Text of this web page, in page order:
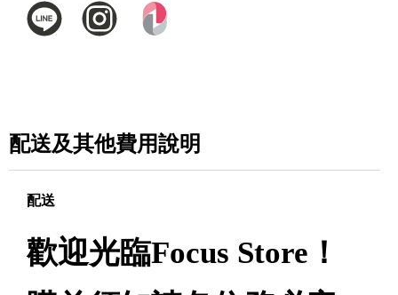
配送及其他費用說明
配送
歡迎光臨Focus Store！